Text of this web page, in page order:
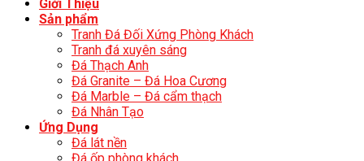
Giới Thiệu
Sản phẩm
Tranh Đá Đối Xứng Phòng Khách
Tranh đá xuyên sáng
Đá Thạch Anh
Đá Granite – Đá Hoa Cương
Đá Marble – Đá cẩm thạch
Đá Nhân Tạo
Ứng Dụng
Đá lát nền